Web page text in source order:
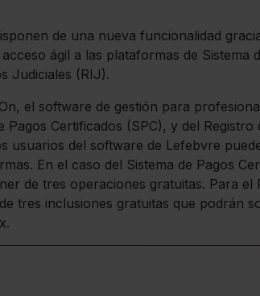
de una nueva funcionalidad
ágil a las plataformas de Sistema
Judiciales (RIJ).
el software de gestión para
Pagos Certificados (SPC), y del Registro
usuarios del software de Lefebvre
En el caso del Sistema de Pagos
de tres operaciones gratuitas. Para el
tres inclusiones gratuitas que podrán